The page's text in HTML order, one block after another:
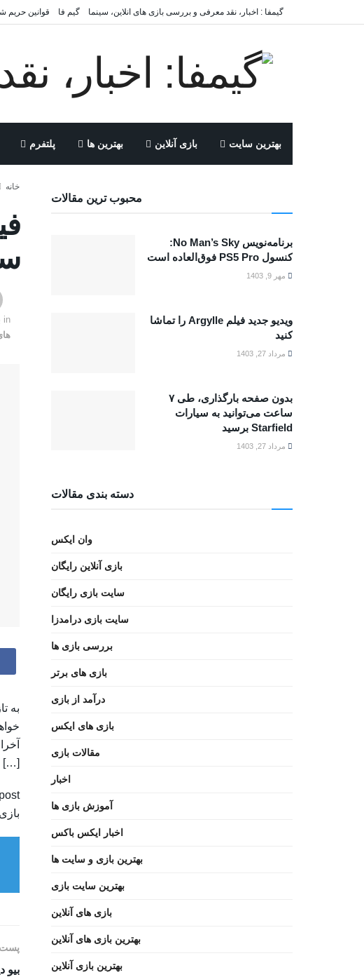
قوانین گیم فا گیمفا : اخبار، نقد معرفی و بررسی بازی های انلاین، سینما
پلتفرم بهترین ها بازی آنلاین بهترین سایت
خانه
in
[…]
محبوب ترین مقالات
برنامه‌نویس No Man’s Sky:
کنسول PS5 Pro فوق‌العاده است
مهر 9, 1403
ویدیو جدید فیلم Argylle را تماشا
کنید
مرداد 27, 1403
بدون صفحه بارگذاری، طی ۷
ساعت می‌توانید به سیارات
Starfield برسید
مرداد 27, 1403
دسته بندی مقالات
وان ایکس
بازی آنلاین رایگان
سایت بازی رایگان
سایت بازی درامدزا
بررسی بازی ها
بازی های برتر
درآمد از بازی
بازی های ایکس
مقالات بازی
اخبار
آموزش بازی ها
اخبار ایکس باکس
بهترین بازی و سایت ها
بهترین سایت بازی
بازی های آنلاین
بهترین بازی های آنلاین
بهترین بازی آنلاین